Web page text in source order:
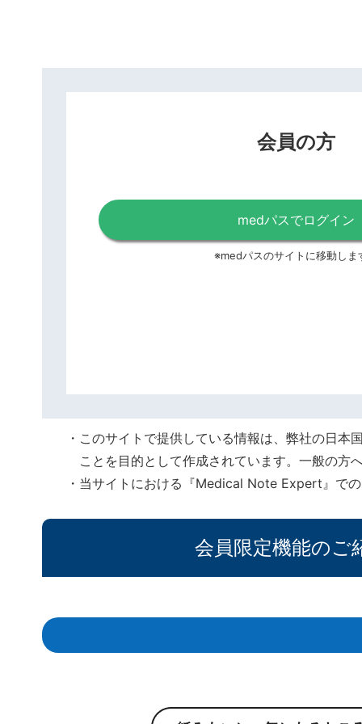
会員の方
medパスでログイン
※medパスのサイトに移動しま
このサイトで提供している情報は、弊社の日本
ことを目的として作成されています。一般の方
当サイトにおける『Medical Note Expert』で
会員限定機能のご